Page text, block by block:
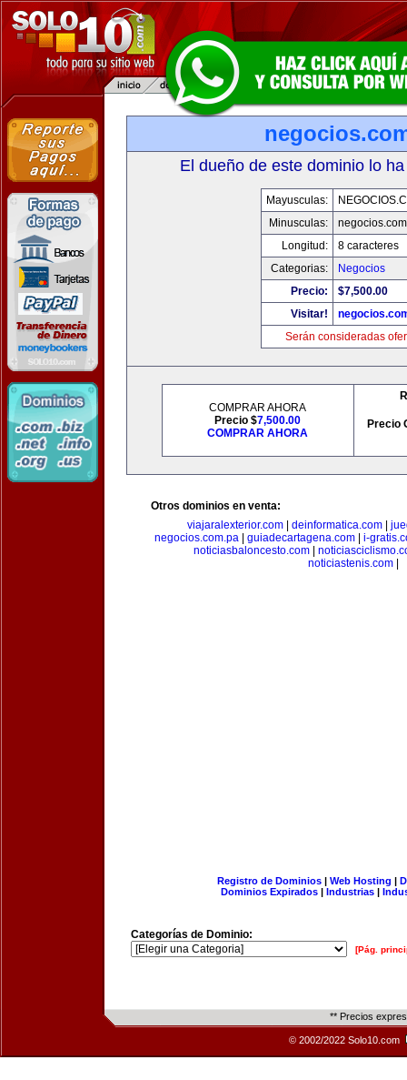
El dueño de este dominio lo
Mayusculas:
Minusculas:
Longitud:
8 caracteres
Categorias:
Negocios
Precio:
$7,500.00
Visitar!
Serán consideradas
COMPRAR AHORA
Precio $7,500.00
COMPRAR AHORA
Precio
Otros dominios en venta:
viajaralexterior.com| deinformatica.com|
negocios.com.pa| guiadecartagena.com| i-
noticiasbaloncesto.com
noticiastenis.com
Registro de Dominios| Web Hosting |
Dominios Expirados | Industrias |
Categorías de Dominio:
[Pág.
** Precios
© 2002/2022 Solo10.com